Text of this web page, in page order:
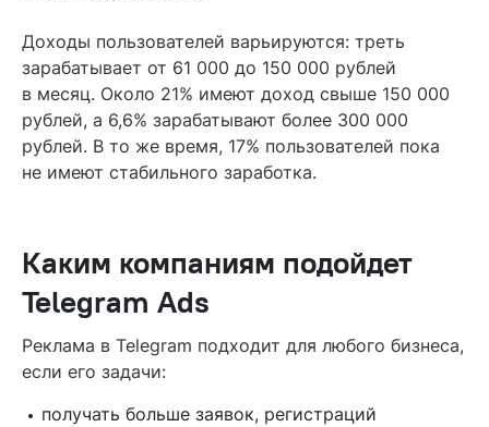
Доходы пользователей варьируются: треть
зарабатывает от 61 000 до 150 000 рублей
в месяц. Около 21% имеют доход свыше 150 000
рублей, а 6,6% зарабатывают более 300 000
рублей. В то же время, 17% пользователей пока
не имеют стабильного заработка.
Каким компаниям подойдет
Telegram Ads
Реклама в Telegram подходит для любого бизнеса,
если его задачи:
получать больше заявок, регистраций